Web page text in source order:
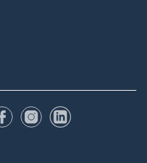
FacebookuInstagramu
LinkedIn